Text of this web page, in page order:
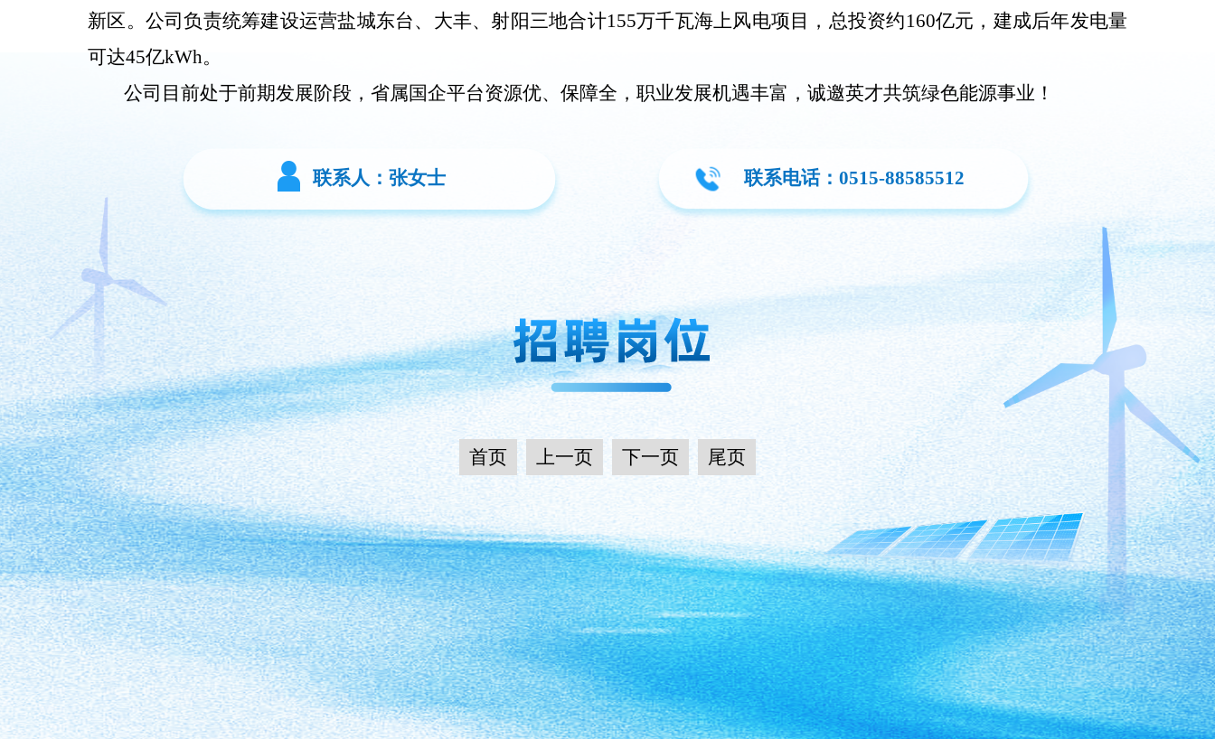
新区。公司负责统筹建设运营盐城东台、大丰、射阳三地合计155万千瓦海上风电项目，总投资约160亿元，建成后年发电量
可达45亿kWh。
公司目前处于前期发展阶段，省属国企平台资源优、保障全，职业发展机遇丰富，诚邀英才共筑绿色能源事业！
联系人：张女士 联系电话：0515-88585512
首页 上一页 下一页 尾页